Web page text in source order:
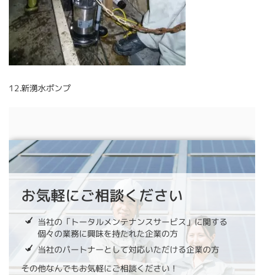
12.新湧水ポンプ
お気軽にご相談ください
当社の「トータルメンテナンスサービス」に関する
個々の業務に興味を持たれた企業の方
当社のパートナーとして対応いただける企業の方
その他なんでもお気軽にご相談ください！